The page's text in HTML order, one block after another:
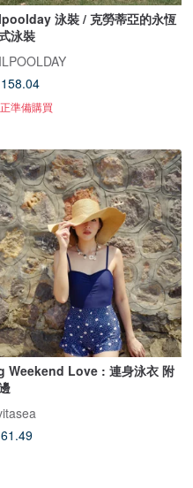
泳裝 / 克勞蒂亞的永恆
泳裝
準備購買
Weekend Love : 連身泳衣 附